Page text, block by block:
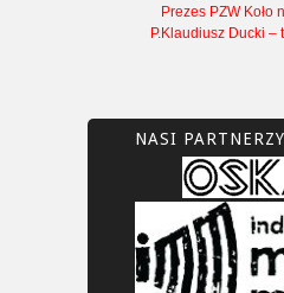
Prezes PZW Koło
P.Klaudiusz Ducki –
NASI